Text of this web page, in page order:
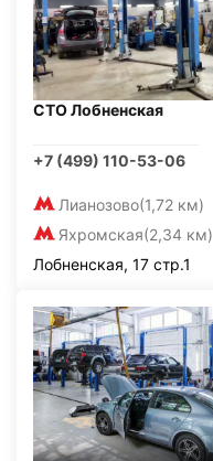
СТО Лобненская
+7 (499) 110-53-06
Лианозово(1,72 км)
Яхромская(2,34 км)
Лобненская, 17 стр.1